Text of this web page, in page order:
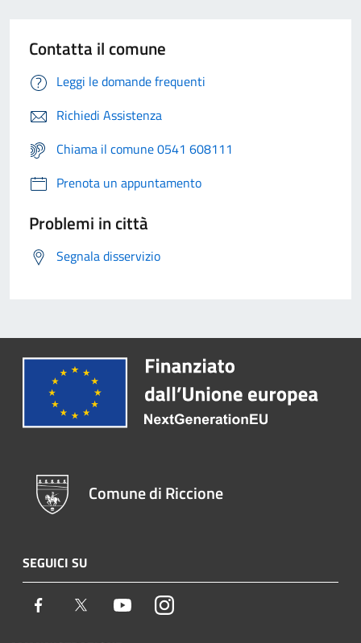
Contatta il comune
Leggi le domande frequenti
Richiedi Assistenza
Chiama il comune 0541 608111
Prenota un appuntamento
Problemi in città
Segnala disservizio
Comune di Riccione
SEGUICI SU
Facebook Twitter YoutubeInstagram